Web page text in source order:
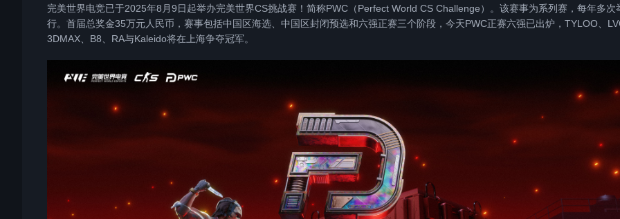
完美世界电竞已于2025年8月9日起举办完美世界CS挑战赛！简称PWC（Perfect World CS Challenge）。该赛事为系列赛，每年多次
行。首届总奖金35万元人民币，赛事包括中国区海选、中国区封闭预选和六强正赛三个阶段，今天PWC正赛六强已出炉，TYLOO、
3DMAX、B8、RA与Kaleido将在上海争夺冠军。